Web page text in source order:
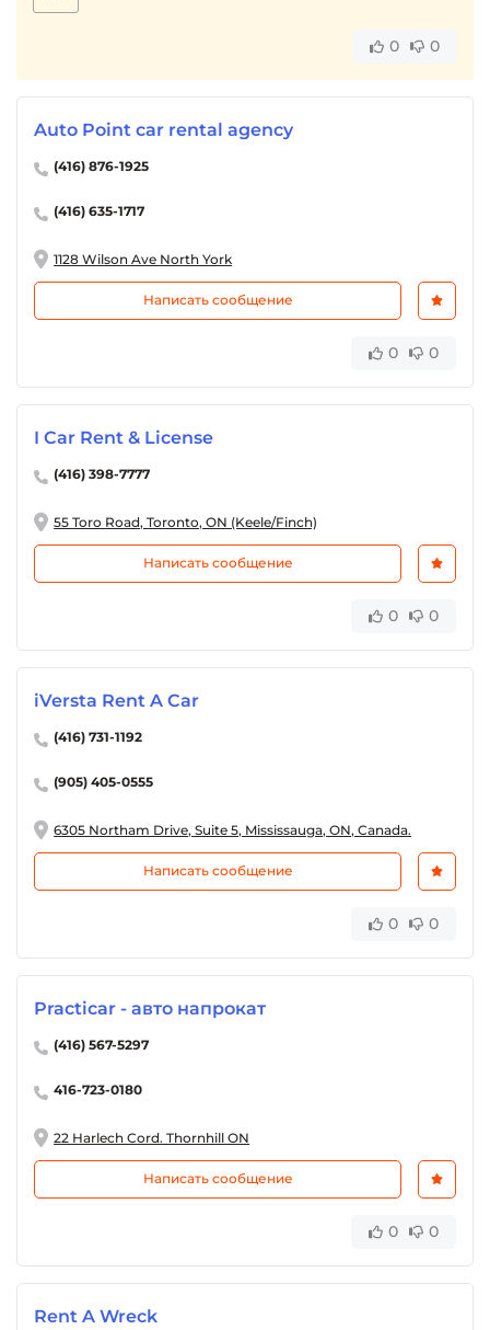
250 Speers Road, Oakville, ON L6K 2E9
🕒 Суббота: 10:00 – 16:00
📞 Звоните Алексу: +1_6_4_7_4_8_4_2_4_8_5
📢 Подписывайтесь на обновления в Telegram-
https://www.gtacarrental.net/
0 0
Auto Point car rental agency
(416) 876-1925
(416) 635-1717
1128 Wilson Ave North York
Написать сообщение
0 0
I Car Rent & License
(416) 398-7777
55 Toro Road, Toronto, ON (Keele/Finch)
Написать сообщение
0 0
iVersta Rent A Car
(416) 731-1192
(905) 405-0555
6305 Northam Drive, Suite 5, Mississauga, ON, Canada.
Написать сообщение
0 0
Practicar - авто напрокат
(416) 567-5297
416-723-0180
22 Harlech Cord. Thornhill ON
Написать сообщение
0 0
Rent A Wreck